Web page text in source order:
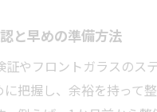
と早めの準備方法
証やフロントガラスのス
把握し、余裕を持って